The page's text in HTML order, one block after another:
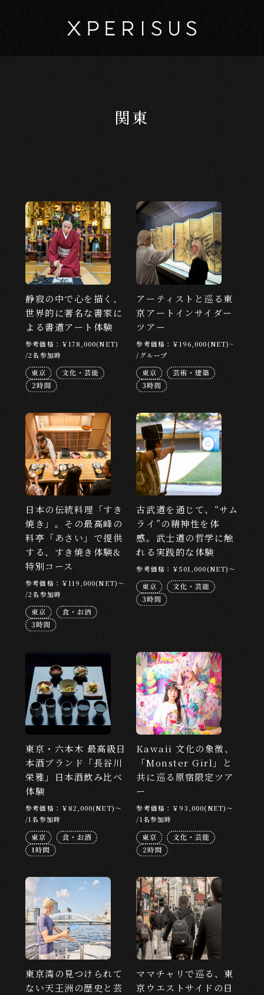
体験から探す
新しい発見 新しい出会い
日本の美 創造 楽しい学び
LOCATION
目的地から探す
福岡
カテゴリーから探す
文化・芸能 食・お酒 アート・芸術
アドベンチャー ウェルネス
ナイトタイム ものづくり
ABOUT
EXPERISUSについて
関東
静寂の中で心を描く、
世界的に著名な書家に
よる書道アート体験
参考価格：￥178,000(NET)
/2名参加時
アーティストと巡る東
京アートインサイダー
ツアー
参考価格：￥196,000(NET)~
/グループ
日本の伝統料理「すき
焼き」。その最高峰の
料亭「あさい」で提供
する、すき焼き体験&
特別コース
参考価格：￥119,000(NET)～
/2名参加時
古武道を通じて、“サム
ライ”の精神性を体
感。武士道の哲学に触
れる実践的な体験
参考価格：￥501,000(NET)～
東京・六本木 最高級日
本酒ブランド「長谷川
栄雅」日本酒飲み比べ
体験
参考価格：￥82,000(NET)～
/1名参加時
Kawaii 文化の象徴、
「Monster Girl」と
共に巡る原宿限定ツア
ー
参考価格：￥93,000(NET)～
/1名参加時
東京湾の見つけられて
ない天王洲の歴史と芸
ママチャリで巡る、東
京ウエストサイドの日